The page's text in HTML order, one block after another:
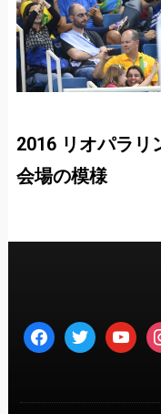
2016 リオパラ
会場の模様
facebooktwitter youtube